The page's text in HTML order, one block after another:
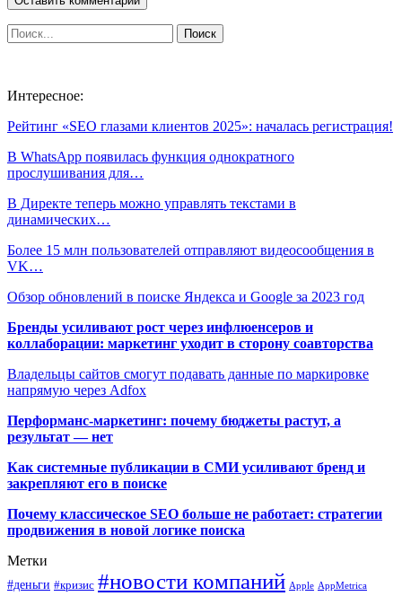
Интересное:
Рейтинг «SEO глазами клиентов 2025»: началась регистрация!
В WhatsApp появилась функция однократного
прослушивания для…
В Директе теперь можно управлять текстами в
динамических…
Более 15 млн пользователей отправляют видеосообщения в
VK…
Обзор обновлений в поиске Яндекса и Google за 2023 год
Бренды усиливают рост через инфлюенсеров и
коллаборации: маркетинг уходит в сторону соавторства
Владельцы сайтов смогут подавать данные по маркировке
напрямую через Adfox
Перформанс-маркетинг: почему бюджеты растут, а
результат — нет
Как системные публикации в СМИ усиливают бренд и
закрепляют его в поиске
Почему классическое SEO больше не работает: стратегии
продвижения в новой логике поиска
Метки
#деньги #кризис #новости компаний Apple AppMetrica